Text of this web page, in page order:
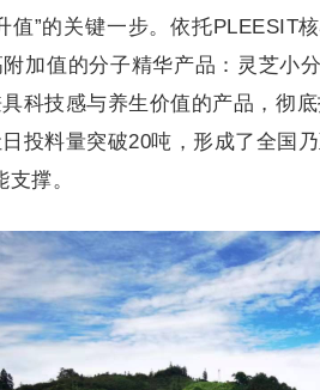
值”的关键一步。依托PLEESIT
加值的分子精华产品：灵芝小
科技感与养生价值的产品，彻
投料量突破20吨，形成了全国
撑。